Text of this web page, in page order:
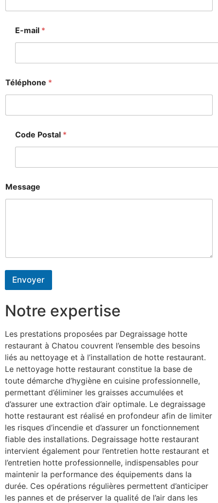
e
E-mail *
Téléphone *
Code Postal *
Message
Envoyer
Notre expertise
Les prestations proposées par Degraissage hotte
restaurant à Chatou couvrent l’ensemble des besoins
liés au nettoyage et à l’installation de hotte restaurant.
Le nettoyage hotte restaurant constitue la base de
toute démarche d’hygiène en cuisine professionnelle,
permettant d’éliminer les graisses accumulées et
d’assurer une extraction d’air optimale. Le degraissage
hotte restaurant est réalisé en profondeur afin de limiter
les risques d’incendie et d’assurer un fonctionnement
fiable des installations. Degraissage hotte restaurant
intervient également pour l’entretien hotte restaurant et
l’entretien hotte professionnelle, indispensables pour
maintenir la performance des équipements dans la
durée. Ces opérations régulières permettent d’anticiper
les pannes et de préserver la qualité de l’air dans les